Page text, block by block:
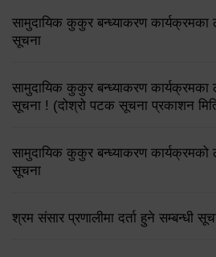
सामुदायिक कुकुर बन्ध्याकरण कार्यक्रमका
सूचना
सामुदायिक कुकुर बन्ध्याकरण कार्यक्रमका
सूचना ! (दोश्रो पटक सूचना प्रकाशन
सामुदायिक कुकुर बन्ध्याकरण कार्यक्रमको
सूचना
श्रम संसार प्रणालीमा दर्ता हुने सम्बन्धी